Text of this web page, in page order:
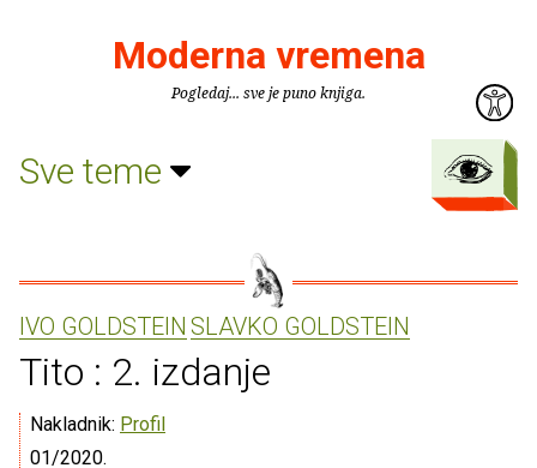
Moderna vremena
Pogledaj... sve je puno knjiga.
Sve teme
IVO GOLDSTEIN SLAVKO GOLDSTEIN
Tito : 2. izdanje
Nakladnik: Profil
01/2020.